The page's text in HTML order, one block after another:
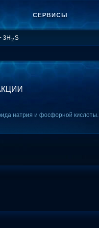
СЕРВИСЫ
3H 2S
натрия и фосфорной кислоты.